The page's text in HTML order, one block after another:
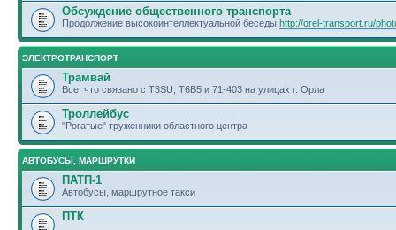
Обсуждение общественного транспорта
Продолжение высокоинтеллектуальной беседы http://orel-transport.ru/
ЭЛЕКТРОТРАНСПОРТ
Трамвай
Все, что связано с T3SU, T6B5 и 71-403 на улицах г. Орла
Троллейбус
"Рогатые" труженники областного центра
АВТОБУСЫ, МАРШРУТКИ
ПАТП-1
Автобусы, маршрутное такси
ПТК